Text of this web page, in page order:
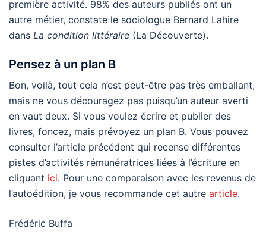
première activité. 98% des auteurs publiés ont un
autre métier, constate le sociologue Bernard Lahire
dans La condition littéraire (La Découverte).
Pensez à un plan B
Bon, voilà, tout cela n’est peut-être pas très emballant,
mais ne vous découragez pas puisqu’un auteur averti
en vaut deux. Si vous voulez écrire et publier des
livres, foncez, mais prévoyez un plan B. Vous pouvez
consulter l’article précédent qui recense différentes
pistes d’activités rémunératrices liées à l’écriture en
cliquant ici. Pour une comparaison avec les revenus de
l’autoédition, je vous recommande cet autre article.
Frédéric Buffa